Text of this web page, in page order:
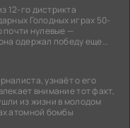
12-го дистрикта
Голодных играх 50-
почти нулевые —
одержал победу еще
узнаёт о его
внимание тот факт,
из жизни в молодом
атомной бомбы